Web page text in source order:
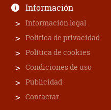
Información
Información legal
Política de privacidad
Política de cookies
Condiciones de uso
Publicidad
Contactar